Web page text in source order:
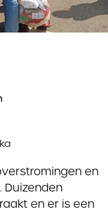
en
en er is een